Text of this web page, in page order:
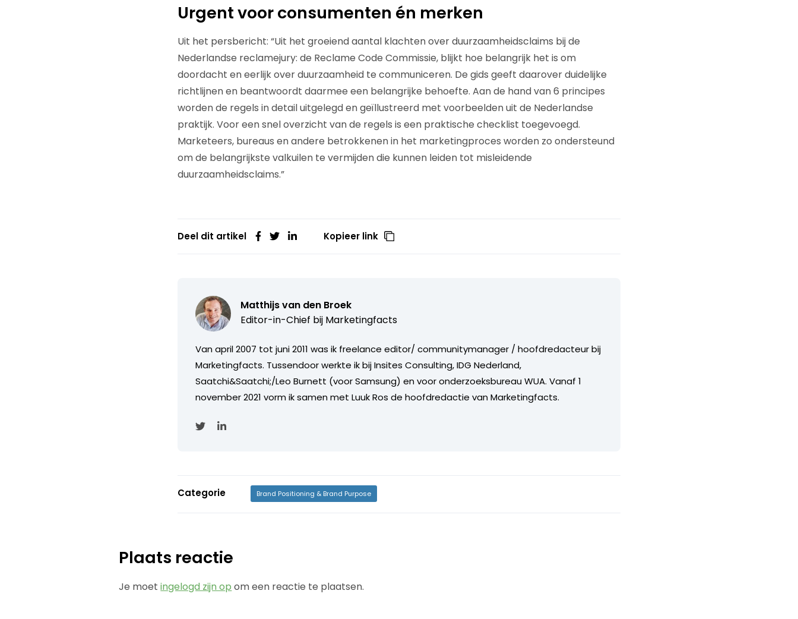
Urgent voor consumenten én merken
Uit het persbericht: “Uit het groeiend aantal klachten over duurzaamheidsclaims bij de
Nederlandse reclamejury: de Reclame Code Commissie, blijkt hoe belangrijk het is om
doordacht en eerlijk over duurzaamheid te communiceren. De gids geeft daarover duidelijke
richtlijnen en beantwoordt daarmee een belangrijke behoefte. Aan de hand van 6 principes
worden de regels in detail uitgelegd en geïllustreerd met voorbeelden uit de Nederlandse
praktijk. Voor een snel overzicht van de regels is een praktische checklist toegevoegd.
Marketeers, bureaus en andere betrokkenen in het marketingproces worden zo ondersteund
om de belangrijkste valkuilen te vermijden die kunnen leiden tot misleidende
duurzaamheidsclaims.”
Deel dit artikel Kopieer link
Matthijs van den Broek
Editor-in-Chief bij Marketingfacts
Van april 2007 tot juni 2011 was ik freelance editor/ communitymanager / hoofdredacteur bij
Marketingfacts. Tussendoor werkte ik bij Insites Consulting, IDG Nederland,
Saatchi&Saatchi;/Leo Burnett (voor Samsung) en voor onderzoeksbureau WUA. Vanaf 1
november 2021 vorm ik samen met Luuk Ros de hoofdredactie van Marketingfacts.
Categorie Brand Positioning & Brand Purpose
Plaats reactie
Je moetingelogd zijn op om een reactie te plaatsen.